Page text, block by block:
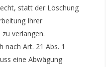
statt der Löschung
Ihrer
verlangen.
nach Art. 21 Abs. 1
eine Abwägung